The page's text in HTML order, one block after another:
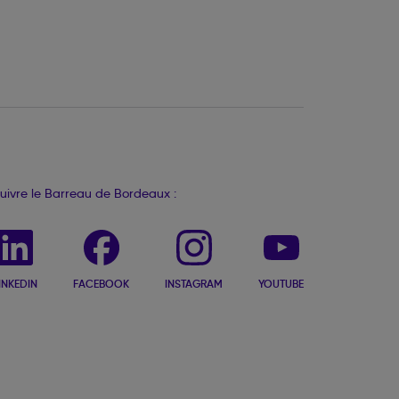
le Barreau de Bordeaux :
FACEBOOK INSTAGRAM YOUTUBE